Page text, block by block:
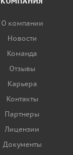
О компании
Новости
Команда
Отзывы
Карьера
Контакты
Партнеры
Лицензии
Документы